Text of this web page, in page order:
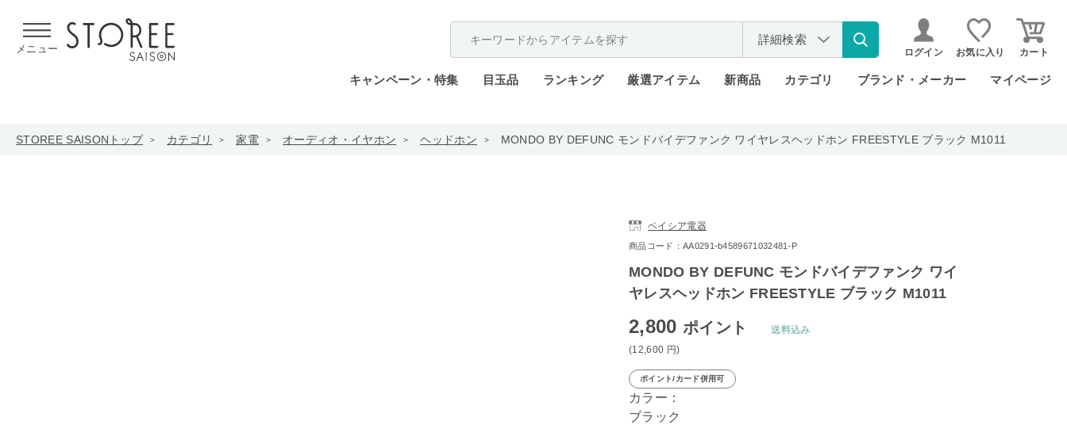
メニュー
詳細検索
ログイン お気に入り カート
キャンペーン・特集 目玉品 ランキング 厳選アイテム 新商品 カテゴリ ブランド・メーカー マイページ
STOREE SAISONトップ カテゴリ 家電 オーディオ・イヤホン ヘッドホン MONDO BY DEFUNC モンドバイデファンク ワイヤレスヘッドホン FREESTYLE ブラック M1011
ベイシア電器
商品コード：AA0291-b4589671032481-P
MONDO BY DEFUNC モンドバイデファンク ワイ
ヤレスヘッドホン FREESTYLE ブラック M1011
2,800 ポイント
(12,600 円)
送料込み
ポイント/カード併用可
カラー：
ブラック